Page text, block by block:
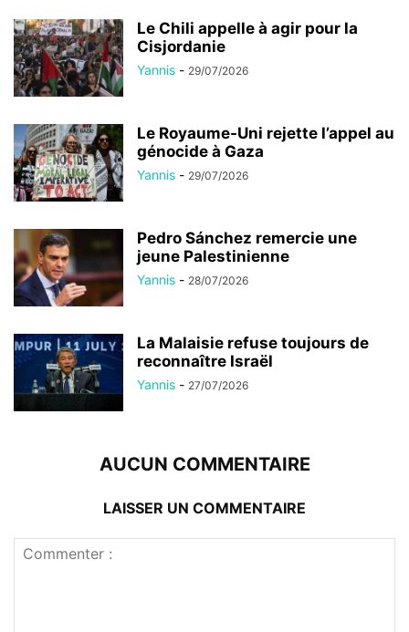
Le Chili appelle à agir pour la
Cisjordanie
Yannis - 29/07/2026
Le Royaume-Uni rejette l’appel au
génocide à Gaza
Yannis - 29/07/2026
Pedro Sánchez remercie une
jeune Palestinienne
Yannis - 28/07/2026
La Malaisie refuse toujours de
reconnaître Israël
Yannis - 27/07/2026
AUCUN COMMENTAIRE
LAISSER UN COMMENTAIRE